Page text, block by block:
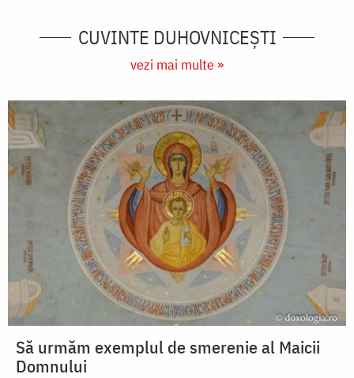
CUVINTE DUHOVNICEȘTI
vezi mai multe »
Să urmăm exemplul de smerenie al Maicii
Domnului